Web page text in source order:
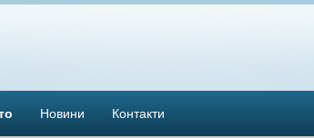
Новини Контакти